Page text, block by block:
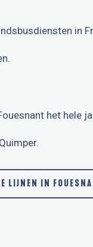
in
het hele
LIJNEN IN